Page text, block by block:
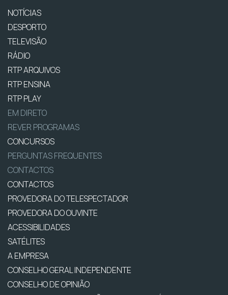
NOTÍCIAS
DESPORTO
TELEVISÃO
RÁDIO
RTP ARQUIVOS
RTP ENSINA
RTP PLAY
EM DIRETO
REVER PROGRAMAS
CONCURSOS
PERGUNTAS FREQUENTES
CONTACTOS
CONTACTOS
PROVEDORA DO TELESPECTADOR
PROVEDORA DO OUVINTE
ACESSIBILIDADES
SATÉLITES
A EMPRESA
CONSELHO GERAL INDEPENDENTE
CONSELHO DE OPINIÃO